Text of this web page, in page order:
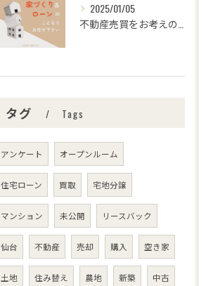
2025/01/05
タグ Tags
アンケート オープンルーム
住宅ローン 買取 宅地分譲
マンション 未公開 リースバック
仙台 不動産 売却 購入 空き家
土地 住み替え 農地 新築 中古